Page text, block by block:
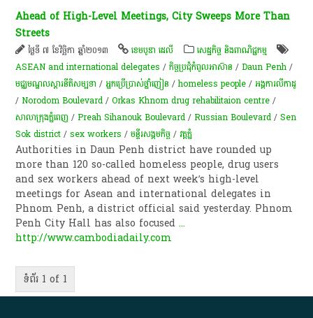
Ahead of High-Level Meetings, City Sweeps More Than
Streets
ថ្ងៃទី ៧ ខែវិច្ឆិកា ឆ្នាំ២០១៣ ខេមបូឌា ដេលី
សេដ្ឋកិច្ច និងពាណិជ្ជកម្ម
ASEAN and international delegates /កិច្ចប្រជុំកំពូលអាស៊ាន /Daun Penh /
មជ្ឈមណ្ឌលស្តារនីតិសម្បទា /​អ្នក​ប្រើប្រាស់​ថ្នាំ​ញៀន /homeless people /អង្គការលីកាដូ
/Norodom Boulevard /Orkas Khnom drug rehabilitaion centre /
សាលាក្រុងភ្នំពេញ /Preah Sihanouk Boulevard /Russian Boulevard /Sen
Sok district /sex workers /មន្ទីរ​សង្គមកិច្ច /​វត្ត​ភ្នំ
Authorities in Daun Penh district have rounded up
more than 120 so-called homeless people, drug users
and sex workers ahead of next week’s high-level
meetings for Asean and international delegates in
Phnom Penh, a district official said yesterday. Phnom
Penh City Hall has also focused...
http://www.cambodiadaily.com
ទំព័រ 1 of 1